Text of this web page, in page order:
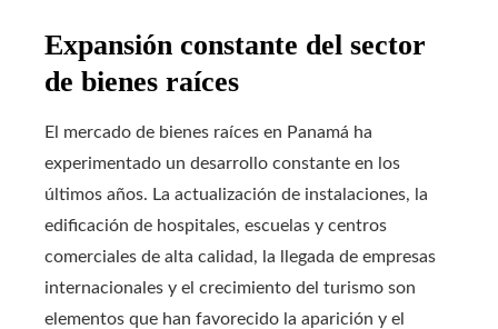
Expansión constante del sector
de bienes raíces
El mercado de bienes raíces en Panamá ha
experimentado un desarrollo constante en los
últimos años. La actualización de instalaciones, la
edificación de hospitales, escuelas y centros
comerciales de alta calidad, la llegada de empresas
internacionales y el crecimiento del turismo son
elementos que han favorecido la aparición y el